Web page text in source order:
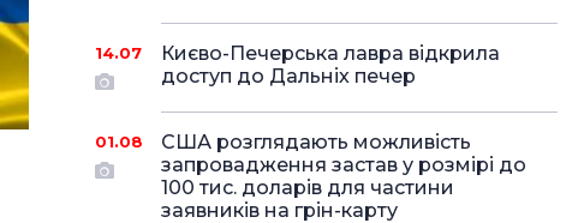
14.07
Києво-Печерська лавра відкрила
доступ до Дальніх печер
01.08
США розглядають можливість
запровадження застав у розмірі до
100 тис. доларів для частини
заявників на грін-карту